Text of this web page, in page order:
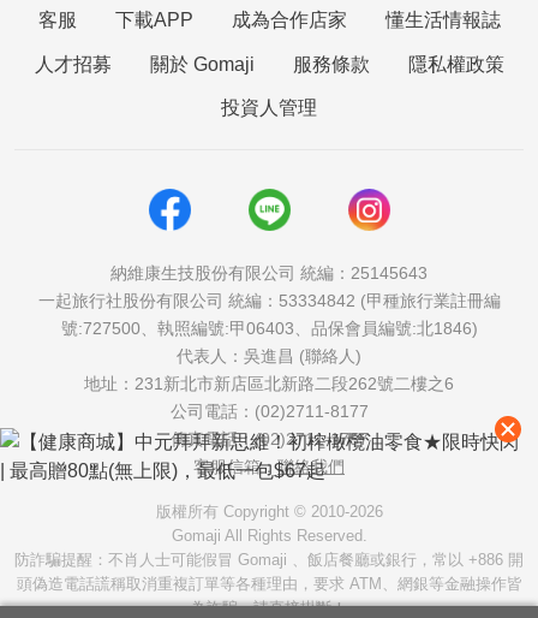
客服 下載APP 成為合作店家 懂生活情報誌
人才招募 關於 Gomaji 服務條款 隱私權政策
投資人管理
納維康生技股份有限公司 統編：25145643
一起旅行社股份有限公司 統編：53334842 (甲種旅行業註冊編
號:727500、執照編號:甲06403、品保會員編號:北1846)
代表人：吳進昌 (聯絡人)
地址：231新北市新店區北新路二段262號二樓之6
公司電話：(02)2711-8177
傳真電話：(02)2711-1757
客服信箱：聯絡我們
版權所有 Copyright © 2010-2026
Gomaji All Rights Reserved.
防詐騙提醒：不肖人士可能假冒 Gomaji 、飯店餐廳或銀行，常以 +886 開
頭偽造電話謊稱取消重複訂單等各種理由，要求 ATM、網銀等金融操作皆
為詐騙，請直接掛斷！